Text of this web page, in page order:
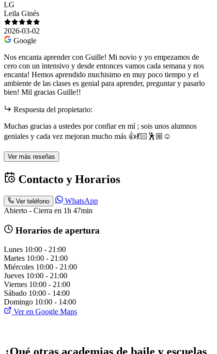
LG
Leila Ginés
2026-03-02
Google
Nos encanta aprender con Guille! Mi novio y yo empezamos de
cero con un intensivo y desde entonces vamos cada semana y nos
encanta! Hemos aprendido muchisimo en muy poco tiempo y el
ambiente de las clases es genial para aprender, preguntar y pasarlo
bien! Mil gracias Guille!!
Respuesta del propietario:
Muchas gracias a ustedes por confiar en mí ; sois unos alumnos
geniales y cada vez mejoran mucho más 👍💃🏻🕺🏼☺️
Ver más reseñas
Contacto y Horarios
Ver teléfono
WhatsApp
Abierto - Cierra en 1h 47min
Horarios de apertura
Lunes 10:00 - 21:00
Martes 10:00 - 21:00
Miércoles 10:00 - 21:00
Jueves 10:00 - 21:00
Viernes 10:00 - 21:00
Sábado 10:00 - 14:00
Domingo 10:00 - 14:00
Ver en Google Maps
¿Qué otras academias de baile y escuelas